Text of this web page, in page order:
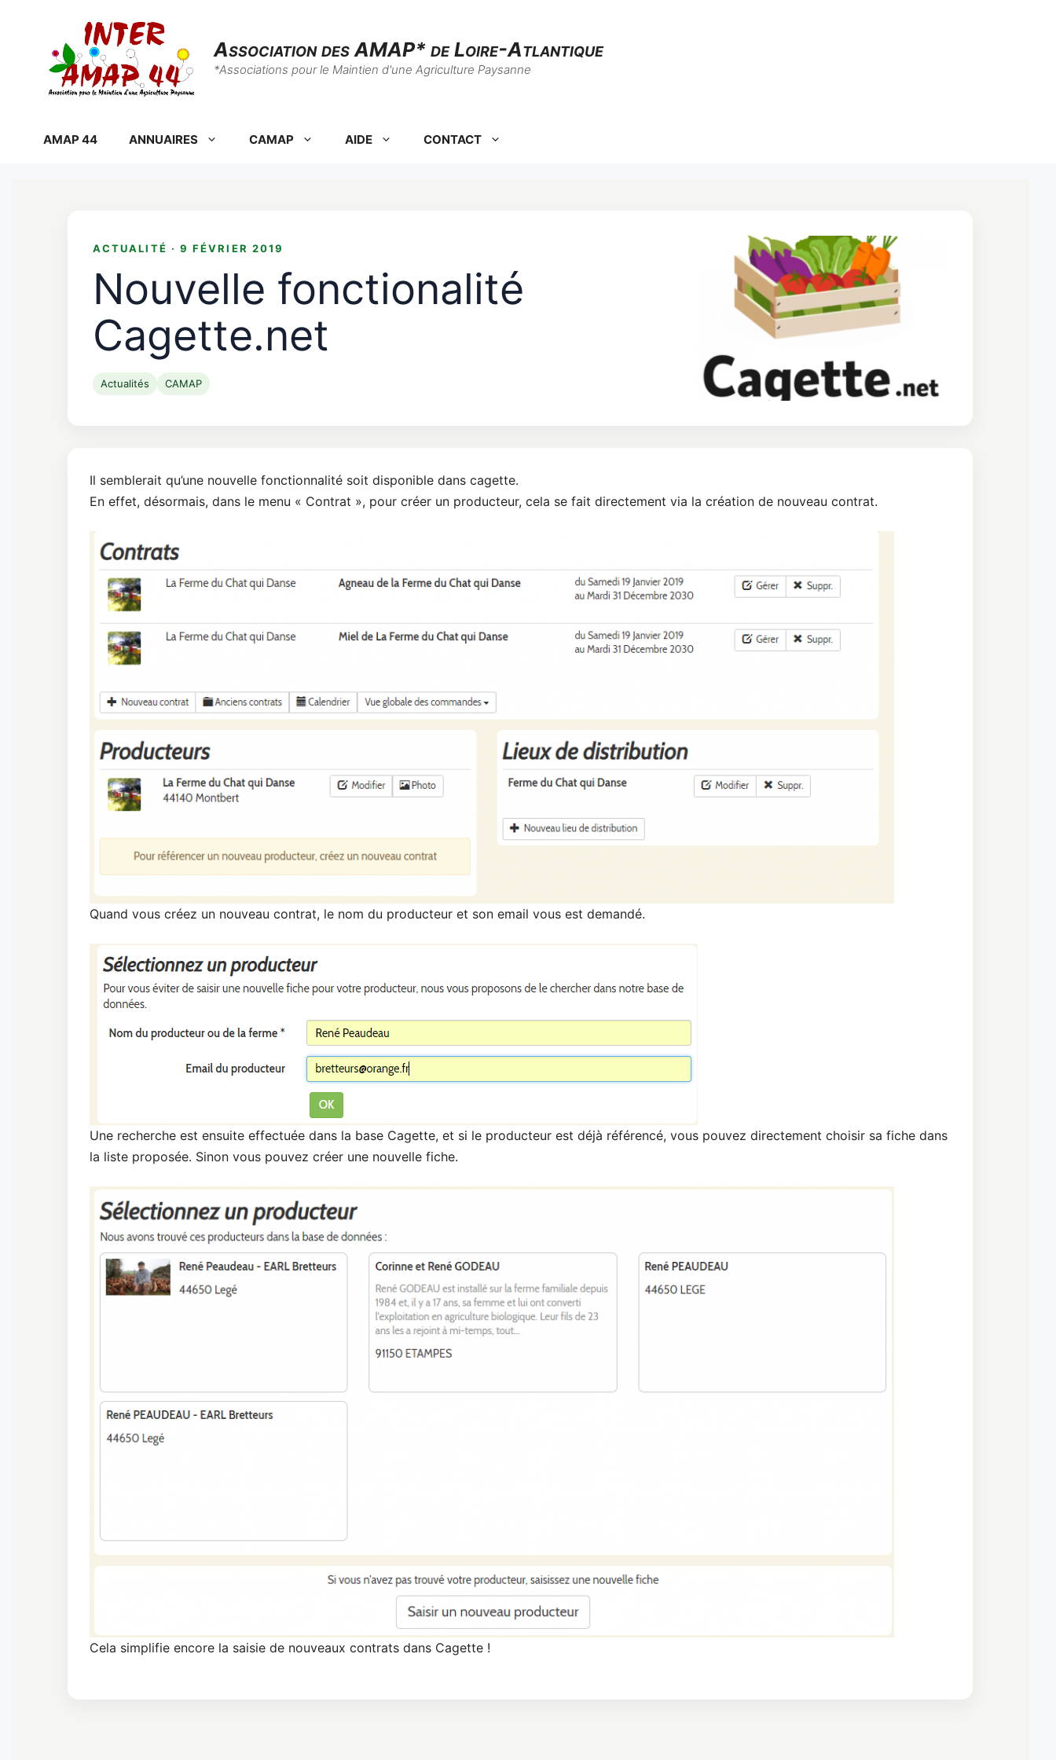
Association des AMAP* de Loire-Atlantique
*Associations pour le Maintien d'une Agriculture Paysanne
AMAP 44 ANNUAIRES CAMAP AIDE CONTACT
ACTUALITÉ · 9 FÉVRIER 2019
Nouvelle fonctionalité
Cagette.net
Actualités CAMAP
Il semblerait qu’une nouvelle fonctionnalité soit disponible dans cagette.
En effet, désormais, dans le menu « Contrat », pour créer un producteur, cela se fait directement via la création de nouveau contrat.
Quand vous créez un nouveau contrat, le nom du producteur et son email vous est demandé.
Une recherche est ensuite effectuée dans la base Cagette, et si le producteur est déjà référencé, vous pouvez directement choisir sa fiche dans
la liste proposée. Sinon vous pouvez créer une nouvelle fiche.
Cela simplifie encore la saisie de nouveaux contrats dans Cagette !